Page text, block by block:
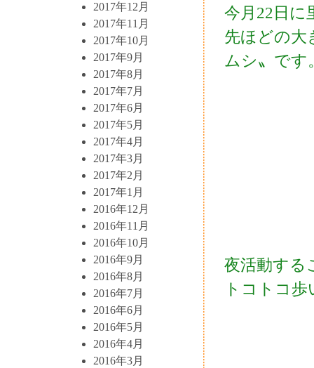
2017年12月
2017年11月
2017年10月
2017年9月
2017年8月
2017年7月
2017年6月
2017年5月
2017年4月
2017年3月
2017年2月
2017年1月
2016年12月
2016年11月
2016年10月
2016年9月
2016年8月
2016年7月
2016年6月
2016年5月
2016年4月
2016年3月
今月22日に
先ほどの大
ムシ〟です
夜活動する
トコトコ